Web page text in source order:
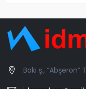
Bakı ş.,